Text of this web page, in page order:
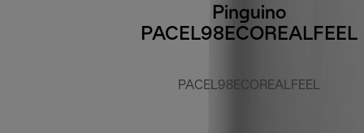
Pinguino
PACEL98ECOREALFEEL
PACEL98ECOREALFEEL